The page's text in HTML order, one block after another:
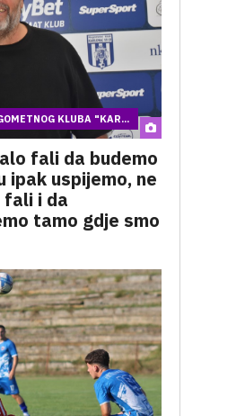
KLUBA "KAR...
fali da budemo
ipak uspijemo, ne
fali i da
tamo gdje smo